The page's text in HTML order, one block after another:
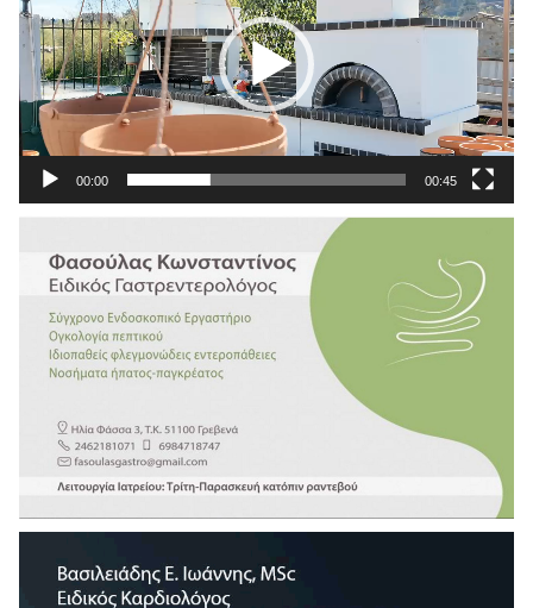
00:00 00:45